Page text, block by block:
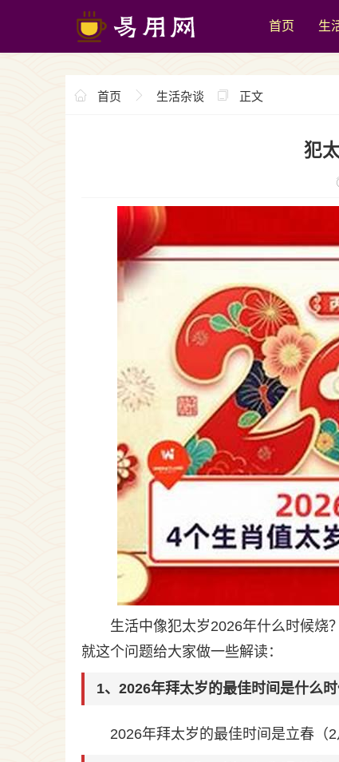
首页 生
首页 生活杂谈 正文
犯
生活中像犯太岁2026年什么时候烧
就这个问题给大家做一些解读：
1、2026年拜太岁的最佳时间是什么时
2026年拜太岁的最佳时间是立春（